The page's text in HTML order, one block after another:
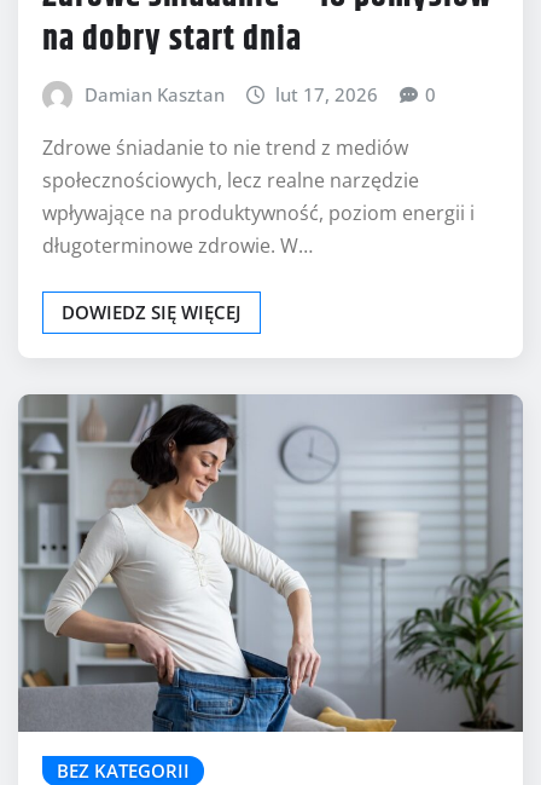
na dobry start dnia
Damian Kasztan lut 17, 2026 0
Zdrowe śniadanie to nie trend z mediów
społecznościowych, lecz realne narzędzie
wpływające na produktywność, poziom energii i
długoterminowe zdrowie. W…
DOWIEDZ SIĘ WIĘCEJ
BEZ KATEGORII